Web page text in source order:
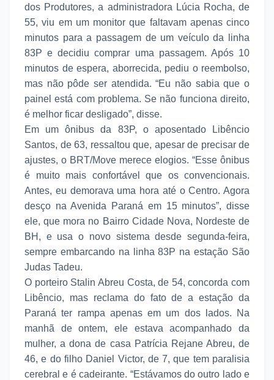
dos Produtores, a administradora Lúcia Rocha, de
55, viu em um monitor que faltavam apenas cinco
minutos para a passagem de um veículo da linha
83P e decidiu comprar uma passagem. Após 10
minutos de espera, aborrecida, pediu o reembolso,
mas não pôde ser atendida. “Eu não sabia que o
painel está com problema. Se não funciona direito,
é melhor ficar desligado”, disse.
Em um ônibus da 83P, o aposentado Libêncio
Santos, de 63, ressaltou que, apesar de precisar de
ajustes, o BRT/Move merece elogios. “Esse ônibus
é muito mais confortável que os convencionais.
Antes, eu demorava uma hora até o Centro. Agora
desço na Avenida Paraná em 15 minutos”, disse
ele, que mora no Bairro Cidade Nova, Nordeste de
BH, e usa o novo sistema desde segunda-feira,
sempre embarcando na linha 83P na estação São
Judas Tadeu.
O porteiro Stalin Abreu Costa, de 54, concorda com
Libêncio, mas reclama do fato de a estação da
Paraná ter rampa apenas em um dos lados. Na
manhã de ontem, ele estava acompanhado da
mulher, a dona de casa Patrícia Rejane Abreu, de
46, e do filho Daniel Victor, de 7, que tem paralisia
cerebral e é cadeirante. “Estávamos do outro lado e